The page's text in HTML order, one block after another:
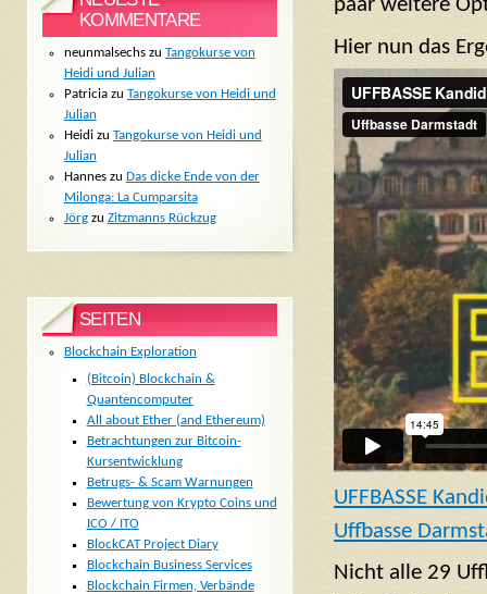
paar weitere
Hier nun das
UFFBASSE
Uffbasse
Nicht alle 29
KOMMENTARE
neunmalsechszu Tangokurse von
Heidi und Julian
Patriciazu Tangokurse von Heidi und
Julian
Heidizu Tangokurse von Heidi und
Julian
Hanneszu Das dicke Ende von der
Milonga: La Cumparsita
Jörgzu Zitzmanns Rückzug
SEITEN
Blockchain Exploration
(Bitcoin) Blockchain &
Quantencomputer
All about Ether (and Ethereum)
Betrachtungen zur Bitcoin-
Kursentwicklung
Betrugs- & Scam Warnungen
Bewertung von Krypto Coins und
ICO / ITO
BlockCAT Project Diary
Blockchain Business Services
Blockchain Firmen, Verbände